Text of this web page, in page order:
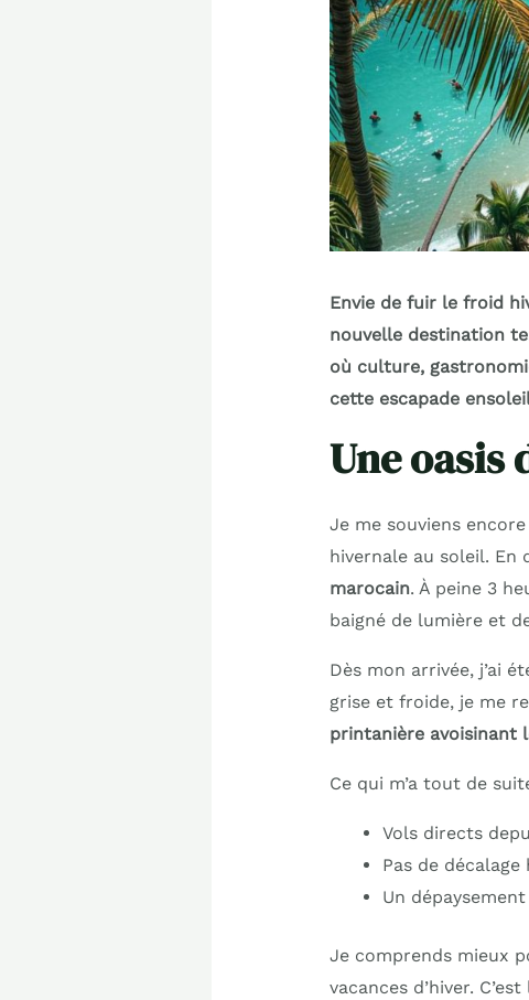
Envie de fuir le froid
nouvelle destination
où culture,
cette escapade
Une oasis
Je me souviens
hivernale au soleil. En
marocain. À peine 3
baigné de lumière et
Dès mon arrivée, j’ai
grise et froide, je me
printanière avoisinant
Ce qui m’a tout de
Vols directs
Pas de
Un
Je comprends mieux
vacances d’hiver. C’est